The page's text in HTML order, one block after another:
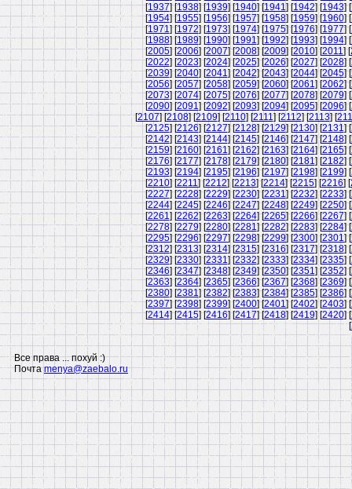
[1937] [1938] [1939] [1940] [1941] [1942] [1943] [
[1954] [1955] [1956] [1957] [1958] [1959] [1960] [
[1971] [1972] [1973] [1974] [1975] [1976] [1977] [
[1988] [1989] [1990] [1991] [1992] [1993] [1994] [
[2005] [2006] [2007] [2008] [2009] [2010] [2011] [
[2022] [2023] [2024] [2025] [2026] [2027] [2028] [
[2039] [2040] [2041] [2042] [2043] [2044] [2045] [
[2056] [2057] [2058] [2059] [2060] [2061] [2062] [
[2073] [2074] [2075] [2076] [2077] [2078] [2079] [
[2090] [2091] [2092] [2093] [2094] [2095] [2096] [
[2107] [2108] [2109] [2110] [2111] [2112] [2113] [
[2125] [2126] [2127] [2128] [2129] [2130] [2131] [
[2142] [2143] [2144] [2145] [2146] [2147] [2148] [
[2159] [2160] [2161] [2162] [2163] [2164] [2165] [
[2176] [2177] [2178] [2179] [2180] [2181] [2182] [
[2193] [2194] [2195] [2196] [2197] [2198] [2199] [
[2210] [2211] [2212] [2213] [2214] [2215] [2216] [
[2227] [2228] [2229] [2230] [2231] [2232] [2233] [
[2244] [2245] [2246] [2247] [2248] [2249] [2250] [
[2261] [2262] [2263] [2264] [2265] [2266] [2267] [
[2278] [2279] [2280] [2281] [2282] [2283] [2284] [
[2295] [2296] [2297] [2298] [2299] [2300] [2301] [
[2312] [2313] [2314] [2315] [2316] [2317] [2318] [
[2329] [2330] [2331] [2332] [2333] [2334] [2335] [
[2346] [2347] [2348] [2349] [2350] [2351] [2352] [
[2363] [2364] [2365] [2366] [2367] [2368] [2369] [
[2380] [2381] [2382] [2383] [2384] [2385] [2386] [
[2397] [2398] [2399] [2400] [2401] [2402] [2403] [
[2414] [2415] [2416] [2417] [2418] [2419] [2420] [
[
Все права ... похуй :)
Почтаmenya@zaebalo.ru